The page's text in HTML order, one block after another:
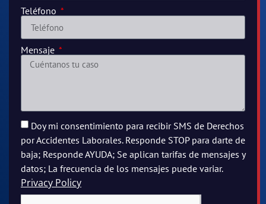
Teléfono
Mensaje
Doy mi consentimiento para recibir SMS de Derechos
por Accidentes Laborales. Responde STOP para darte de
baja; Responde AYUDA; Se aplican tarifas de mensajes y
datos; La frecuencia de los mensajes puede variar.
Privacy Policy